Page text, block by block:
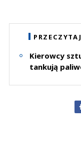
Kierowcy
tankują